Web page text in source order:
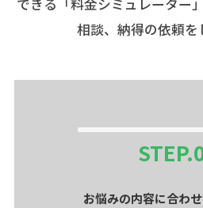
相談、納得の依頼を
STEP.
お悩みの内容に合わ